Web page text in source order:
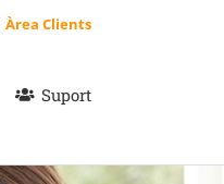
Àrea Clients
Suport